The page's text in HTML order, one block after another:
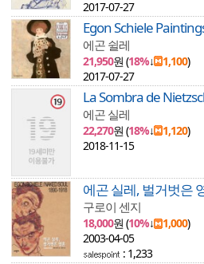
2017-07-27
Egon Schiele
에곤 쉴레
21,950원 (18%↓ 1,100)
2017-07-27
La Sombra de
에곤 실레
22,270원 (18%↓ 1,120)
2018-11-15
에곤 실레, 벌거벗은
구로이 센지
18,000원 (10%↓ 1,000)
2003-04-05
: 1,233